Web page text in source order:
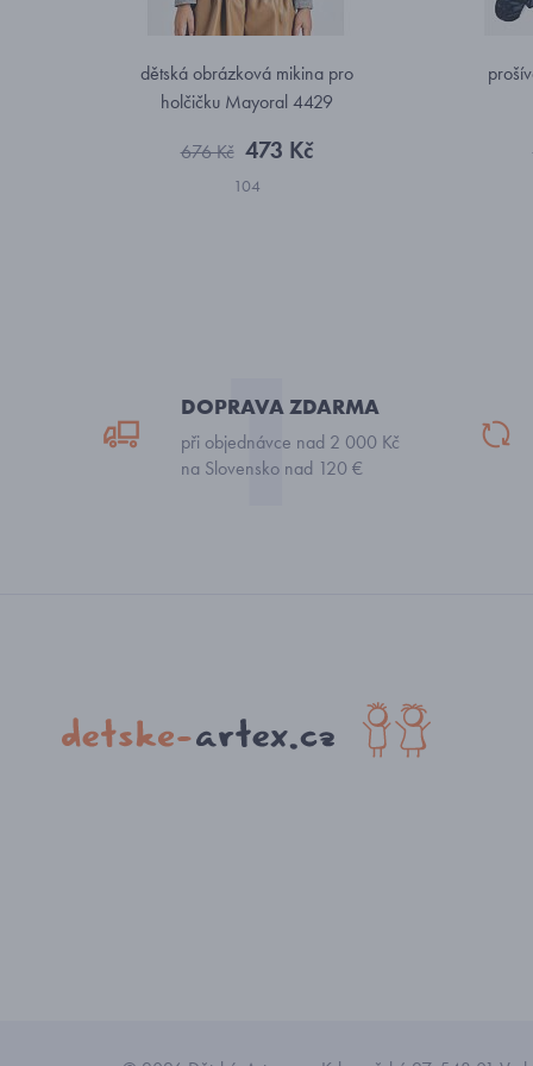
dětská obrázková mikina pro
holčičku Mayoral 4429
676 Kč 473 Kč
104
DOPRAVA ZDARMA
při objednávce nad 2 000 Kč
na Slovensko nad 120 €